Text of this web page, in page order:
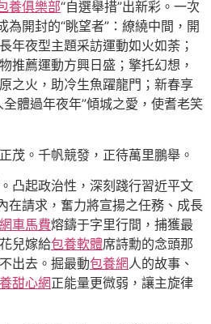
養俱樂部“自選舉措”出新彩。一次
為開封的“眺望者”：繚繞中間，開
年夜型主題采訪運動如火如荼；
推薦運動方興日盛；擎托幻想，
之火，助冷生魚躍龍門；新春享
體過年夜年”傾城之愛，使耆老笑
茂。千帆競發，正待萬里鵬舉。
凸起政治性，深刻踐行習近平文
在請求，奮力將宣揚之任務、成長
車馬費熔鑄于字里行間，捕獲最
兒嫁給包養軟體席詩勳的念頭那
出去。掘最動包養網人的故事、
甜心網正能量更微弱，讓主旋律